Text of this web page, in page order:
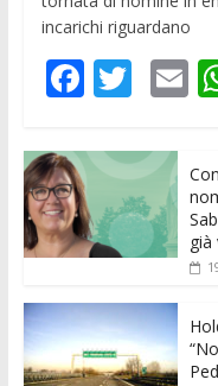
incarichi riguardano
F
e
b
o
o
k
T
itt
er
E
l
già